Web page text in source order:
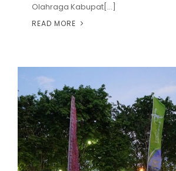
Olahraga Kabupat[...]
READ MORE